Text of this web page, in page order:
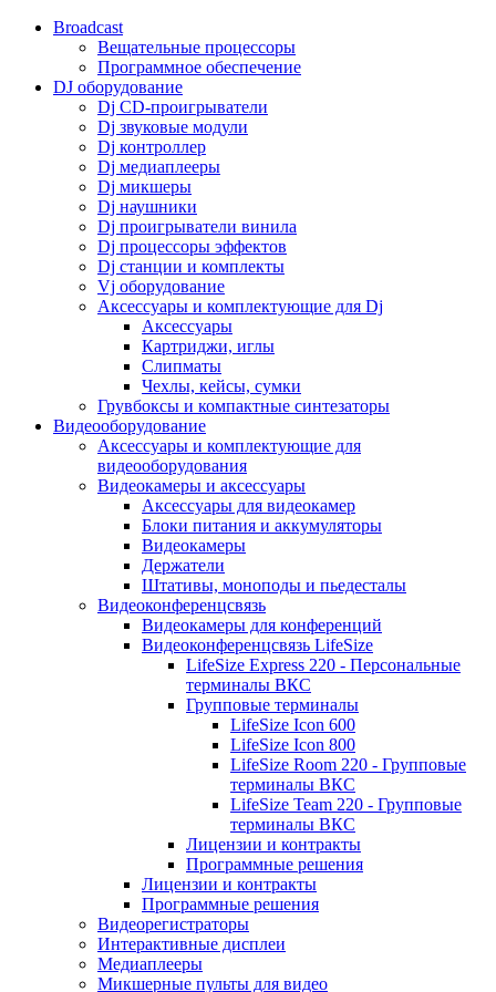
Broadcast
Вещательные процессоры
Программное обеспечение
DJ оборудование
Dj CD-проигрыватели
Dj звуковые модули
Dj контроллер
Dj медиаплееры
Dj микшеры
Dj наушники
Dj проигрыватели винила
Dj процессоры эффектов
Dj станции и комплекты
Vj оборудование
Аксессуары и комплектующие для Dj
Аксессуары
Картриджи, иглы
Слипматы
Чехлы, кейсы, сумки
Грувбоксы и компактные синтезаторы
Видеооборудование
Аксессуары и комплектующие для
видеооборудования
Видеокамеры и аксессуары
Аксессуары для видеокамер
Блоки питания и аккумуляторы
Видеокамеры
Держатели
Штативы, моноподы и пьедесталы
Видеоконференцсвязь
Видеокамеры для конференций
Видеоконференцсвязь LifeSize
LifeSize Express 220 - Персональные
терминалы ВКС
Групповые терминалы
LifeSize Icon 600
LifeSize Icon 800
LifeSize Room 220 - Групповые
терминалы ВКС
LifeSize Team 220 - Групповые
терминалы ВКС
Лицензии и контракты
Программные решения
Лицензии и контракты
Программные решения
Видеорегистраторы
Интерактивные дисплеи
Медиаплееры
Микшерные пульты для видео